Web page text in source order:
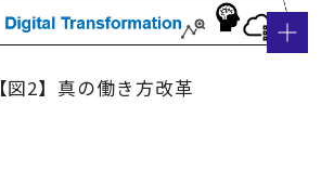
【図2】真の働き方改革